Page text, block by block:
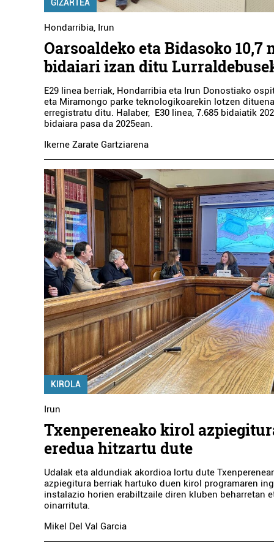
GIZARTEA
Hondarribia, Irun
Oarsoaldeko eta Bidasoko 10,7
bidaiari izan ditu
E29 linea berriak, Hondarribia eta Irun Donostiako
eta Miramongo parke teknologikoarekin lotzen
erregistratu ditu. Halaber, E30 linea, 7.685 bidaiatik
bidaiara pasa da 2025ean.
Ikerne Zarate Gartziarena
KIROLA
Irun
Txenpereneako kirol
eredua hitzartu dute
Udalak eta aldundiak akordioa lortu dute
azpiegitura berriak hartuko duen kirol programaren
instalazio horien erabiltzaile diren kluben beharretan
oinarrituta.
Mikel Del Val Garcia
Ileapaindegiak
HELENA MERINO
ILEAPAINDEGIA
Errenteria-Orereta